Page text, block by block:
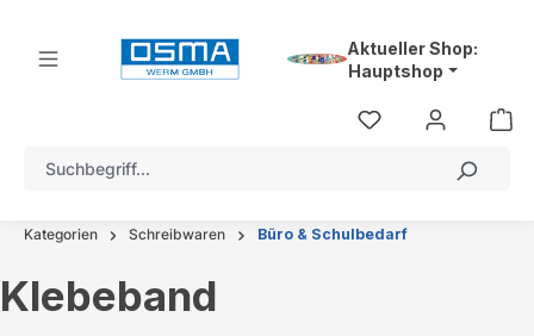
Aktueller Shop:
Hauptshop
Kategorien Schreibwaren Büro & Schulbedarf
Klebeband